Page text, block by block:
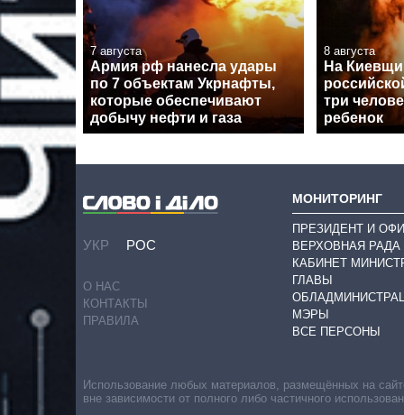
7 августа
Армия рф нанесла удары
по 7 объектам Укрнафты,
которые обеспечивают
добычу нефти и газа
8 августа
На
три
ребенок
УКР РОС
О НАС
КОНТАКТЫ
ПРАВИЛА
МОНИТОРИНГ
ПРЕЗИДЕНТ И
ВЕРХОВНАЯ РАДА
КАБИНЕТ
ГЛАВЫ
МЭРЫ
ВСЕ ПЕРСОНЫ
Использование любых материалов, размещённых на
вне зависимости от полного либо частичного